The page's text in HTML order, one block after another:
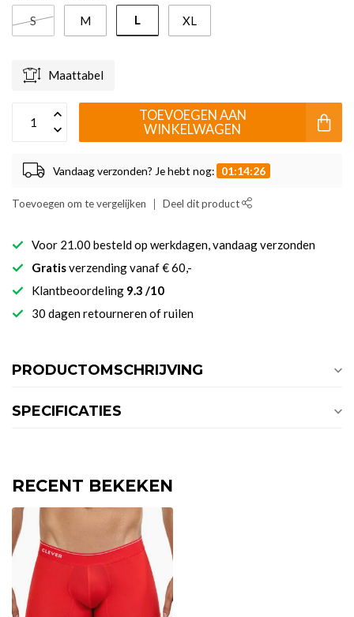
S M L XL
Maattabel
TOEVOEGEN AAN
WINKELWAGEN
Vandaag verzonden? Je hebt nog: 01:14:26
Toevoegen om te vergelijken Deel dit product
Voor 21.00 besteld op werkdagen, vandaag verzonden
Gratisverzending vanaf € 60,-
Klantbeoordeling 9.3 /10
30 dagen retourneren of ruilen
PRODUCTOMSCHRIJVING
SPECIFICATIES
RECENT BEKEKEN